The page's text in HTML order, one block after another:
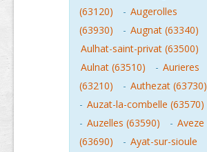
(63120)
- Augerolles
(63930)
- Augnat (63340)
Aulhat-saint-privat (63500)
Aulnat (63510)
- Aurieres
(63210)
- Authezat (63730)
- Auzat-la-combelle (63570)
- Auzelles (63590) - Aveze
(63690)
- Ayat-sur-sioule